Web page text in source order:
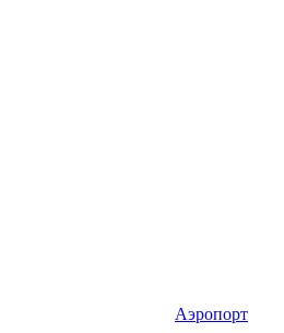
Аэропорт